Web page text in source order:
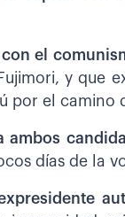
el
y que
por el camino
ambos
días de la